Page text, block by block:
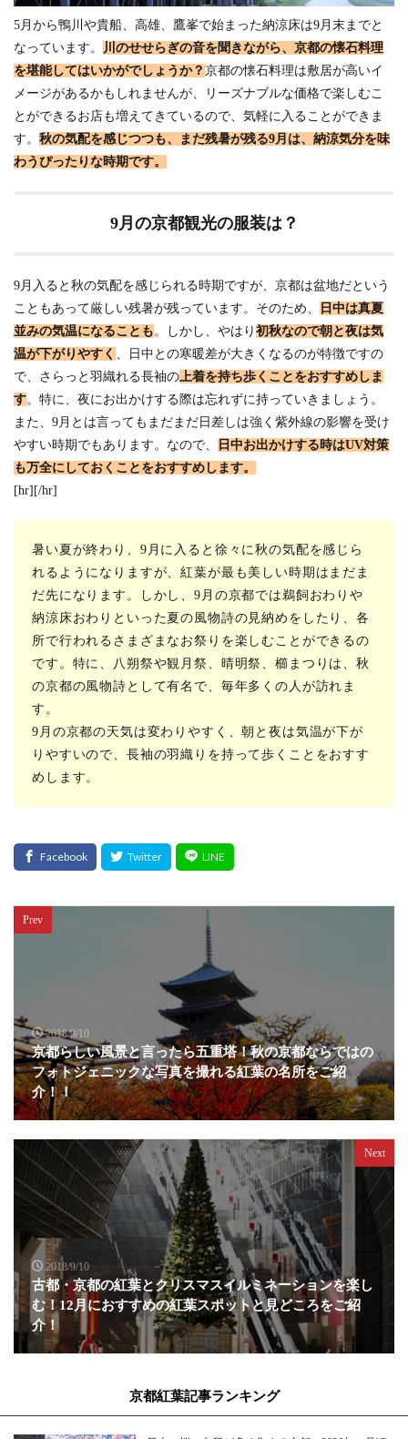
5月から鴨川や貴船、高雄、鷹峯で始まった納涼床は9月末までと
なっています。
川のせせらぎの音を聞きながら、京都の懐石料理
を堪能してはいかがでしょうか？ 京都の懐石料理は敷居が高いイ
メージがあるかもしれませんが、リーズナブルな価格で楽しむこ
とができるお店も増えてきているので、気軽に入ることができま
す。 秋の気配を感じつつも、まだ残暑が残る9月は、納涼気分を味
わうぴったりな時期です。
9月の京都観光の服装は？
9月入ると秋の気配を感じられる時期ですが、京都は盆地だという
こともあって厳しい残暑が残っています。そのため、
日中は真夏
並みの気温になることも。しかし、やはり 初秋なので朝と夜は気
温が下がりやすく 、日中との寒暖差が大きくなるのが特徴ですの
で、さらっと羽織れる長袖の上着を持ち歩くことをおすすめしま
す。特に、夜にお出かけする際は忘れずに持っていきましょう。
また、9月とは言ってもまだまだ日差しは強く紫外線の影響を受け
やすい時期でもあります。なので、
日中お出かけする時はUV対策
も万全にしておくことをおすすめします。
[hr][/hr]
暑い夏が終わり、9月に入ると徐々に秋の気配を感じら
れるようになりますが、紅葉が最も美しい時期はまだま
だ先になります。しかし、9月の京都では鵜飼おわりや
納涼床おわりといった夏の風物詩の見納めをしたり、各
所で行われるさまざまなお祭りを楽しむことができるの
です。特に、八朔祭や観月祭、晴明祭、櫛まつりは、秋
の京都の風物詩として有名で、毎年多くの人が訪れま
す。
9月の京都の天気は変わりやすく、朝と夜は気温が下が
りやすいので、長袖の羽織りを持って歩くことをおすす
めします。
Prev
2018/9/10
京都らしい風景と言ったら五重塔！秋の京都ならではの
フォトジェニックな写真を撮れる紅葉の名所をご紹
介！！
Next
2018/9/10
古都・京都の紅葉とクリスマスイルミネーションを楽し
む！12月におすすめの紅葉スポットと見どころをご紹
介！
京都紅葉記事ランキング